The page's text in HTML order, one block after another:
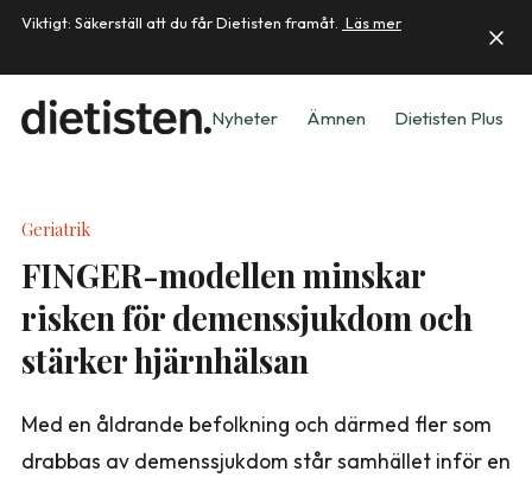
Viktigt: Säkerställ att du får Dietisten framåt. Läs mer
Nyheter Ämnen Dietisten Plus
Geriatrik
FINGER-modellen minskar
risken för demenssjukdom och
stärker hjärnhälsan
Med en åldrande befolkning och därmed fler som
drabbas av demenssjukdom står samhället inför en